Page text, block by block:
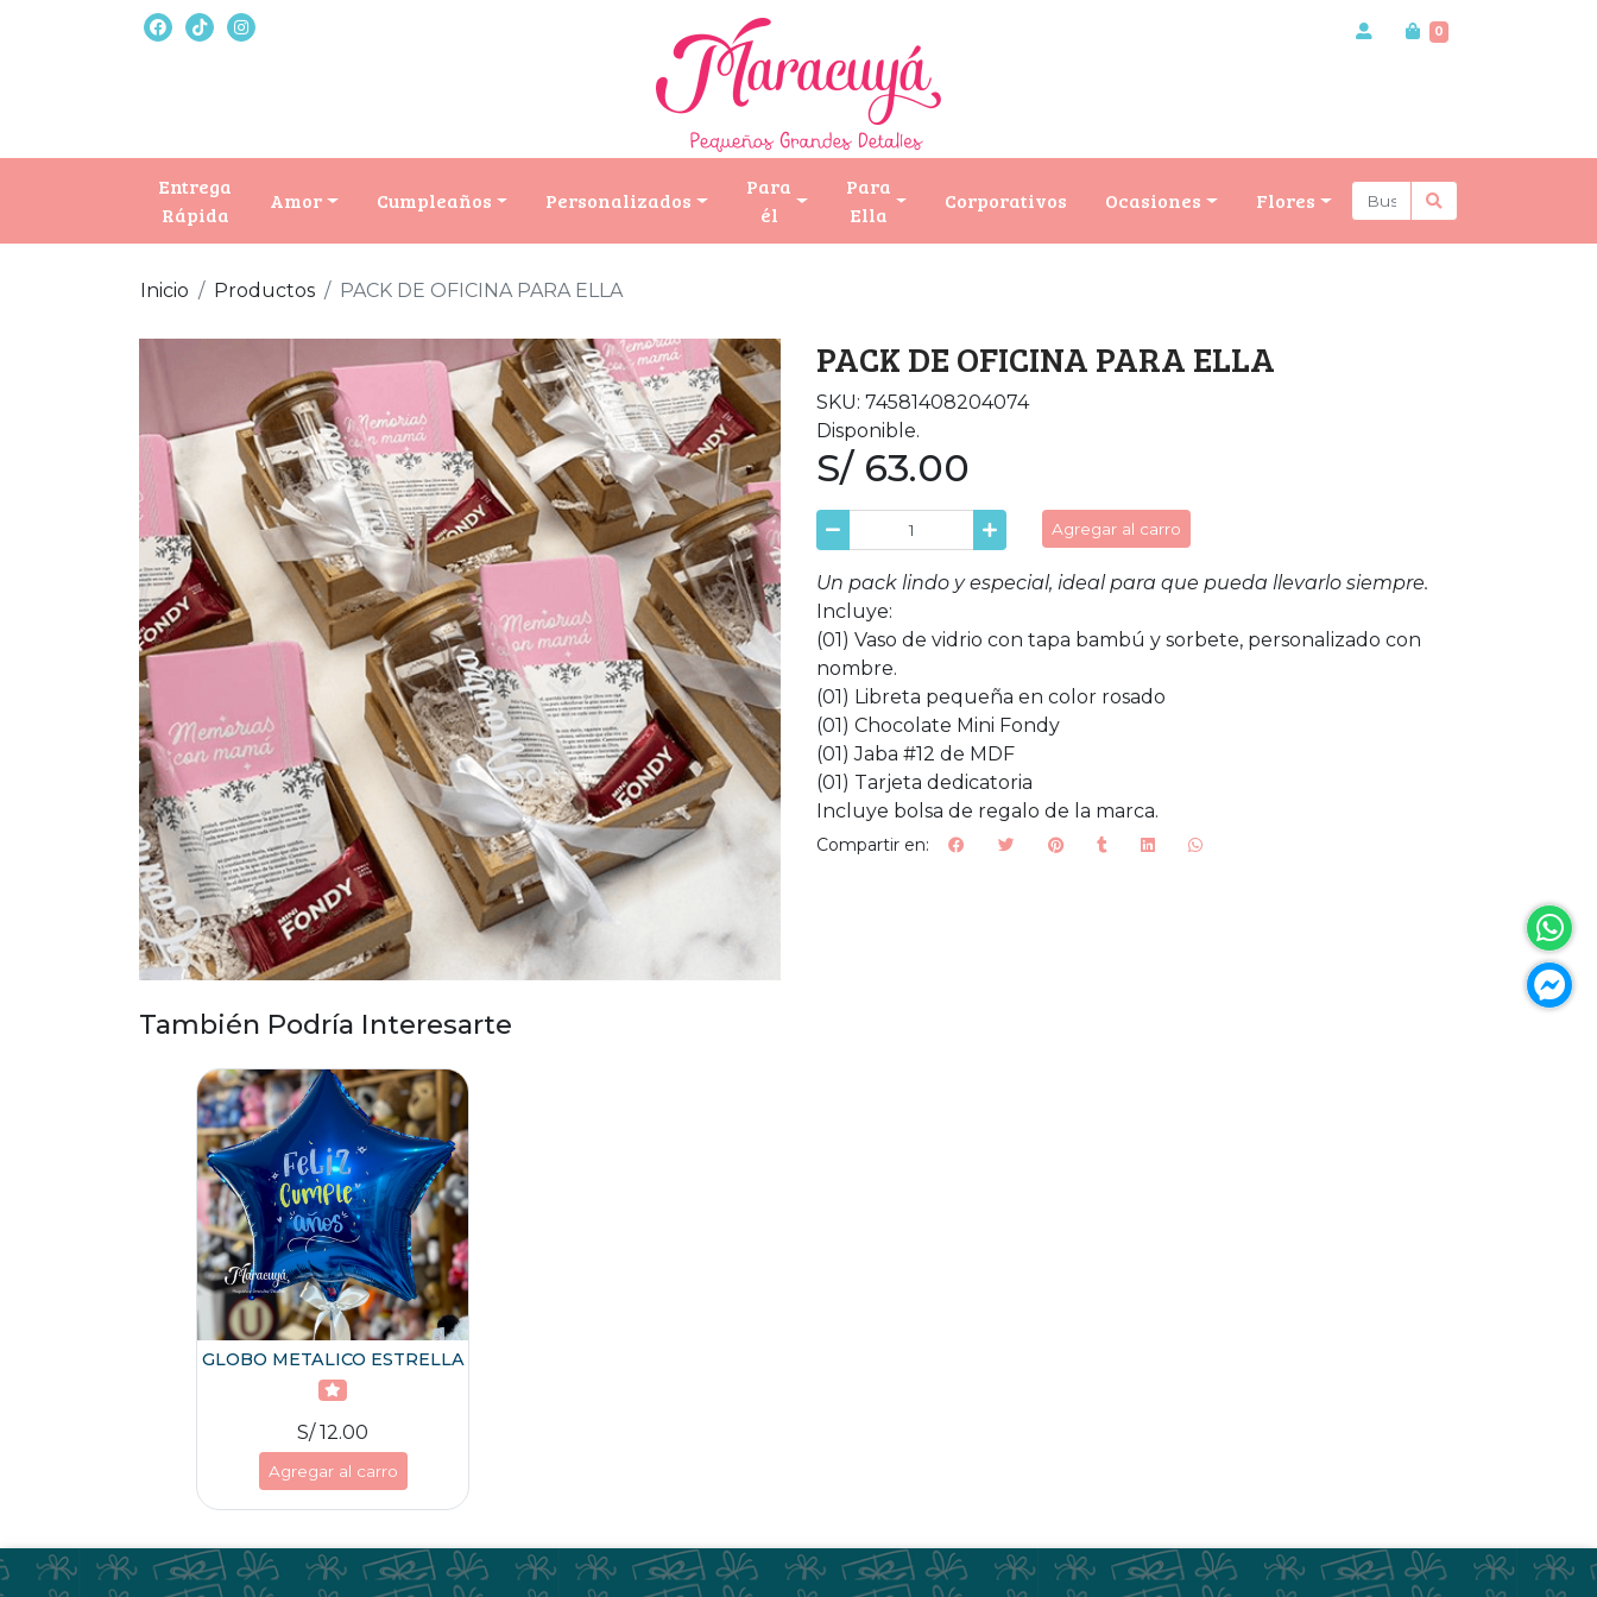
0
Entrega
Rápida
Amor Cumpleaños Personalizados
Para
él
Para
Ella
Corporativos Ocasiones Flores
Inicio Productos PACK DE OFICINA PARA ELLA
PACK DE OFICINA PARA ELLA
SKU: 74581408204074
Disponible.
S/ 63.00
Agregar al carro
Un pack lindo y especial, ideal para que pueda llevarlo siempre.
Incluye:
(01) Vaso de vidrio con tapa bambú y sorbete, personalizado con
nombre.
(01) Libreta pequeña en color rosado
(01) Chocolate Mini Fondy
(01) Jaba #12 de MDF
(01) Tarjeta dedicatoria
Incluye bolsa de regalo de la marca.
Compartir en:
También Podría Interesarte
GLOBO METALICO ESTRELLA
S/ 12.00
Agregar al carro